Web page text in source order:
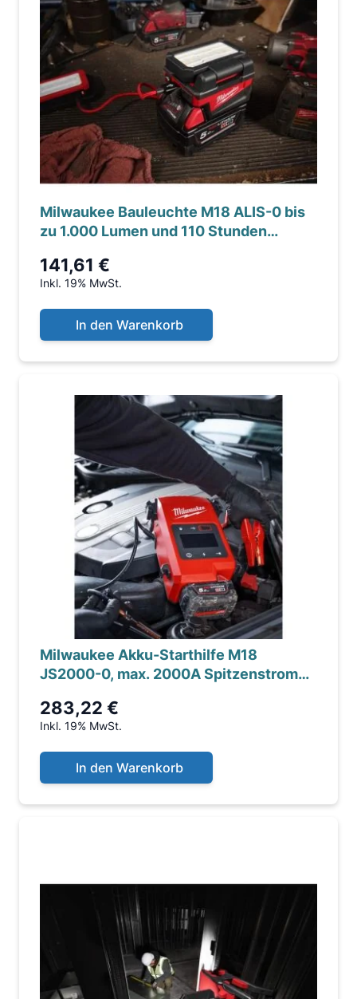
Milwaukee Bauleuchte M18 ALIS-0 bis
zu 1.000 Lumen und 110 Stunden
141,61 €
Inkl. 19% MwSt.
In den Warenkorb
Milwaukee Akku-Starthilfe M18
JS2000-0, max. 2000A Spitzenstrom
283,22 €
Inkl. 19% MwSt.
In den Warenkorb